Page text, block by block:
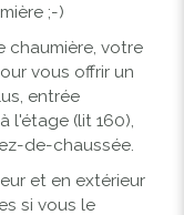
;-)
chaumière, votre
vous offrir un
entrée
l'étage (lit 160),
de-chaussée.
et en extérieur
si vous le